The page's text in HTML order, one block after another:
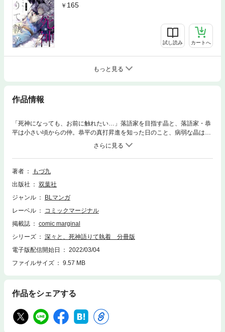
165
試し読み カートへ
もっと見る
作品情報
「死神になっても、お前に触れたい…」落語家を目指す晶と、落語家・恭
平は小さい頃からの仲。恭平の真打昇進を知った日のこと、病弱な晶は、
落語「死神」の練習中に体調が悪化し気を失ってしまう。死神が枕元にい
るような妙な気配を感じるが、目を覚ますとそこにいたのは恭平だった。
しかし、知り合いから “恭平が倒れた”という報せを受け――。落語「死
神」をもとに繰り広げられる幼馴染み同士の執着ラブ！
著者
もづ九
出版社
双葉社
ジャンル
BLマンガ
レーベル
コミックマージナル
掲載誌
comic marginal
シリーズ
深々と、死神語りて執着 分冊版
電子版配信開始日
2022/03/04
ファイルサイズ
9.57 MB
作品をシェアする